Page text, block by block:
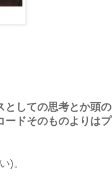
としての思考とか頭の
ードそのものよりはプ
)。